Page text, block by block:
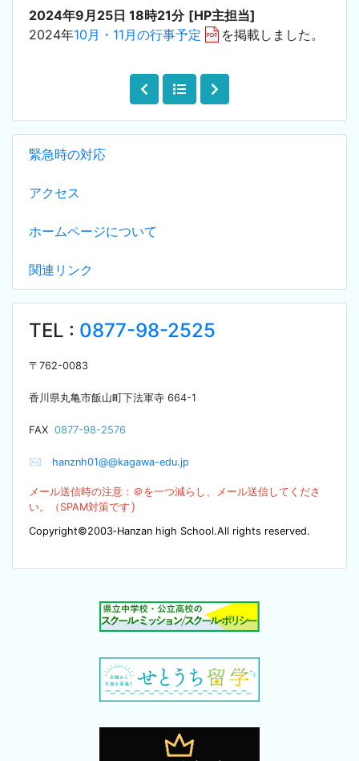
緊急時の対応
アクセス
ホームページについて
関連リンク
TEL : 0877-98-2525
〒 762-0083
香川県丸亀市飯山町下法軍寺 664-1
FAX 0877-98-2576
✉ hanznh01@@kagawa-edu.jp
メール送信時の注意：＠を一つ減らし、メール送信してくださ
い。（SPAM対策です ）
Copyright©2003‐Hanzan high School.All rights reserved.
2024年9月25日 18時21分 [HP主担当]
2024年10月・11月の行事予定 を掲載しました。